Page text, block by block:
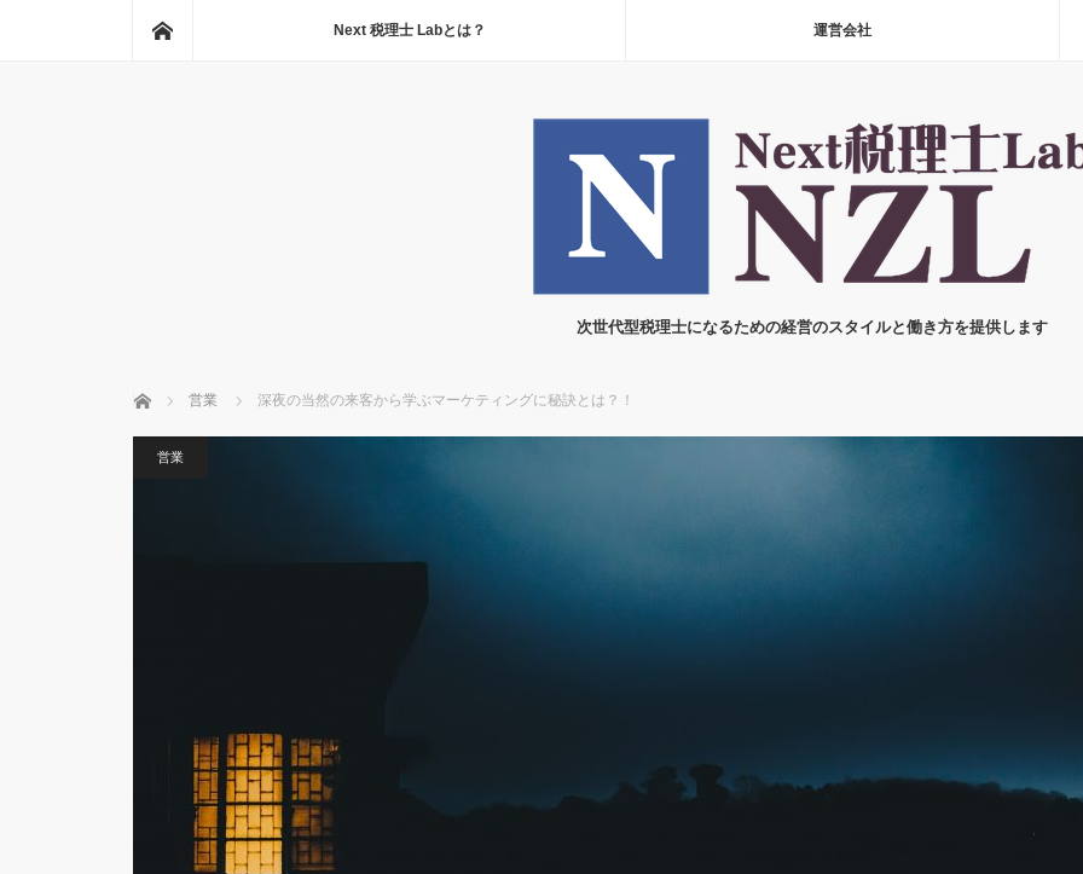
Next 税理士 Labとは？ 運営会社
次世代型税理士になるための経営のスタイルと働き方を提供します
ホーム 営業 深夜の当然の来客から学ぶマーケティングに秘訣とは？！
営業